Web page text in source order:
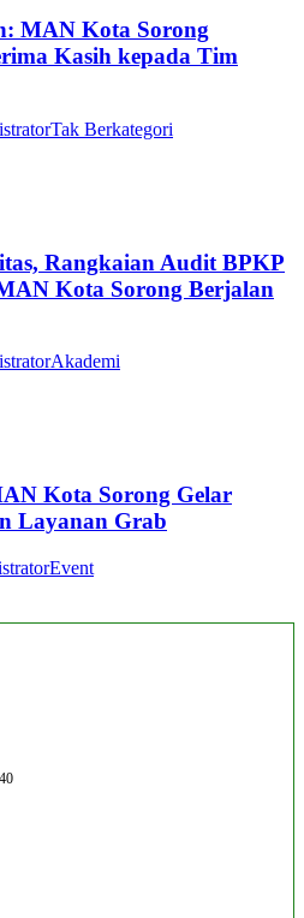
MAN Kota Sorong
Kasih kepada Tim
Tak Berkategori
Rangkaian Audit BPKP
Kota Sorong Berjalan
Akademi
Kota Sorong Gelar
Layanan Grab
Event